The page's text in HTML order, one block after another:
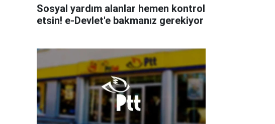
Sosyal yardım alanlar hemen kontrol
etsin! e-Devlet'e bakmanız gerekiyor